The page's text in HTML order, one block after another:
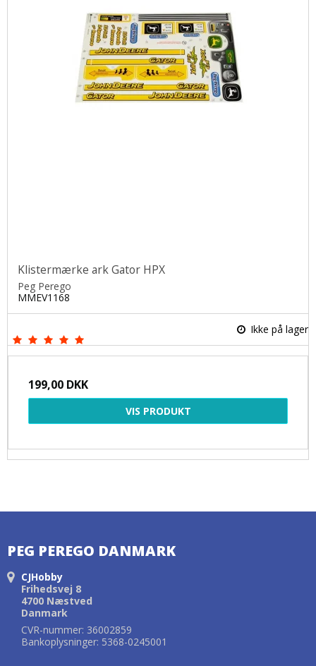
Klistermærke ark Gator HPX
Peg Perego
MMEV1168
Ikke på lager
199,00 DKK
VIS PRODUKT
PEG PEREGO DANMARK
CJHobby
Frihedsvej 8
4700 Næstved
Danmark
CVR-nummer: 36002859
Bankoplysninger: 5368-0245001